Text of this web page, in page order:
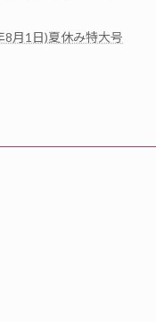
月1日)夏休み特大号